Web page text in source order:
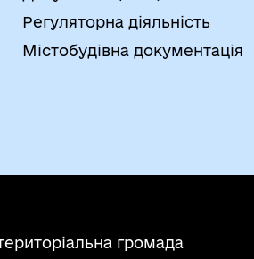
Регуляторна діяльність
Містобудівна документація
громада